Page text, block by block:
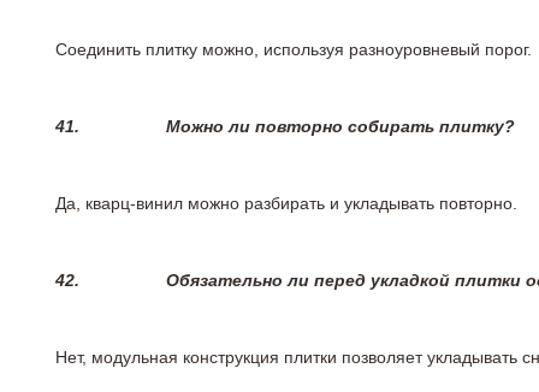
Соединить плитку можно, используя разноуровневый порог.
41. Можно ли повторно собирать плитку?
Да, кварц-винил можно разбирать и укладывать повторно.
42. Обязательно ли перед укладкой плитки
Нет, модульная конструкция плитки позволяет